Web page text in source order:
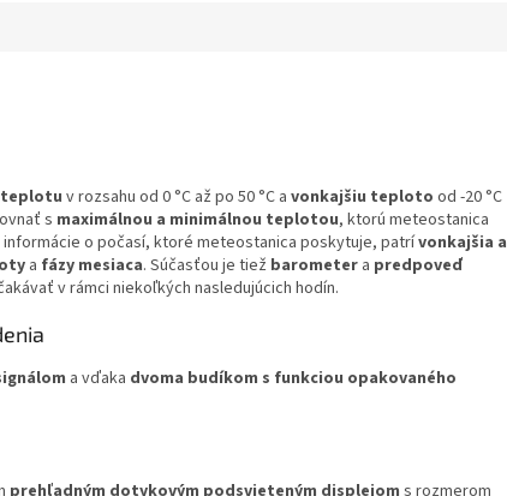
teplotu v rozsahu od 0 °C až po 50 °C a vonkajšiu teploto od -20 °C
s maximálnou a minimálnou teplotou, ktorú meteostanica
o počasí, ktoré meteostanica poskytuje, patrívonkajšia a
a fázy mesiaca. Súčasťou je tiež barometer a predpoveď
v rámci niekoľkých nasledujúcich hodín.
a vďaka dvoma budíkom s funkciou opakovaného
prehľadným dotykovým podsvieteným displejom s rozmerom